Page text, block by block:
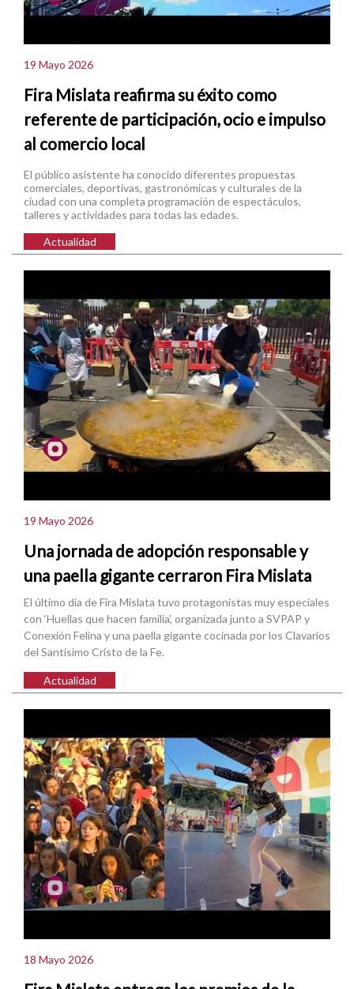
19 Mayo 2026
Fira Mislata reafirma su éxito como
referente de participación, ocio e impulso
al comercio local
El público asistente ha conocido diferentes propuestas
comerciales, deportivas, gastronómicas y culturales de la
ciudad con una completa programación de espectáculos,
talleres y actividades para todas las edades.
Actualidad
19 Mayo 2026
Una jornada de adopción responsable y
una paella gigante cerraron Fira Mislata
El último día de Fira Mislata tuvo protagonistas muy especiales
con ‘Huellas que hacen familia’, organizada junto a SVPAP y
Conexión Felina y una paella gigante cocinada por los Clavarios
del Santísimo Cristo de la Fe.
Actualidad
18 Mayo 2026